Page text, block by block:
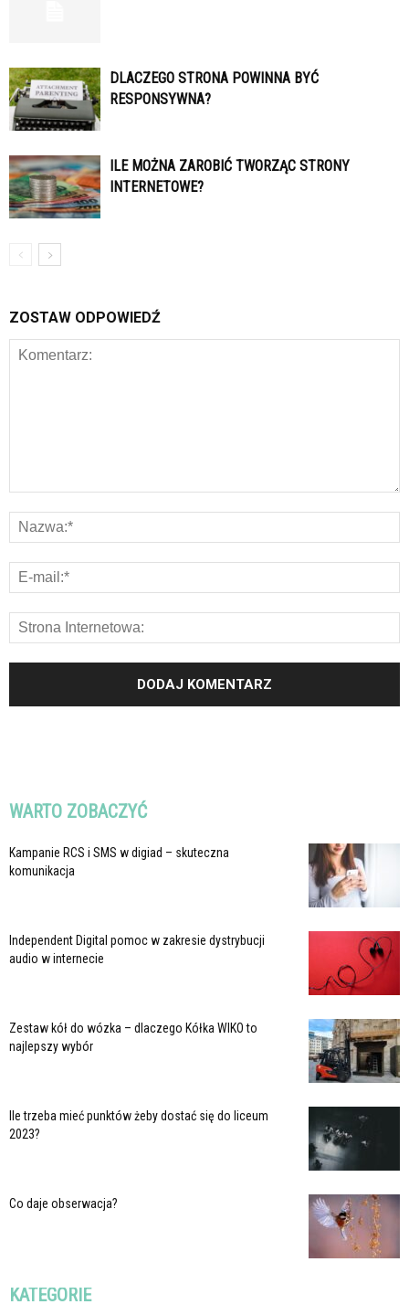
DLACZEGO STRONA POWINNA BYĆ
RESPONSYWNA?
ILE MOŻNA ZAROBIĆ TWORZĄC STRONY
INTERNETOWE?
ZOSTAW ODPOWIEDŹ
WARTO ZOBACZYĆ
Kampanie RCS i SMS w digiad – skuteczna
komunikacja
Independent Digital pomoc w zakresie dystrybucji
audio w internecie
Zestaw kół do wózka – dlaczego Kółka WIKO to
najlepszy wybór
Ile trzeba mieć punktów żeby dostać się do liceum
2023?
Co daje obserwacja?
KATEGORIE